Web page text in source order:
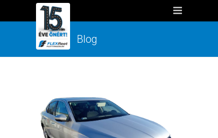
Blog